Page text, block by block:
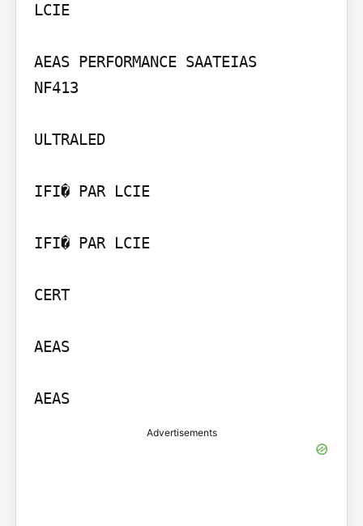
LCIE
AEAS PERFORMANCE SAATEIAS
NF413
ULTRALED
IFI� PAR LCIE
IFI� PAR LCIE
CERT
AEAS
AEAS
Advertisements